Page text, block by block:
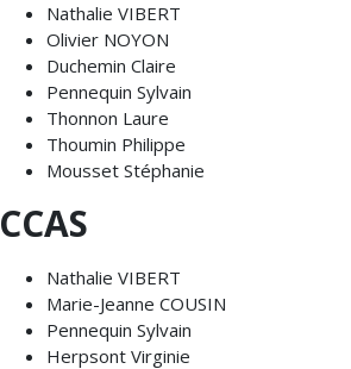
Nathalie VIBERT
Olivier NOYON
Duchemin Claire
Pennequin Sylvain
Thonnon Laure
Thoumin Philippe
Mousset Stéphanie
CCAS
Nathalie VIBERT
Marie-Jeanne COUSIN
Pennequin Sylvain
Herpsont Virginie